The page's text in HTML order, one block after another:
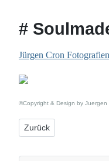
#
Details
Jürgen Cron
©Copyright & Design by Juergen
Vorheriger Beitrag:
Zurück